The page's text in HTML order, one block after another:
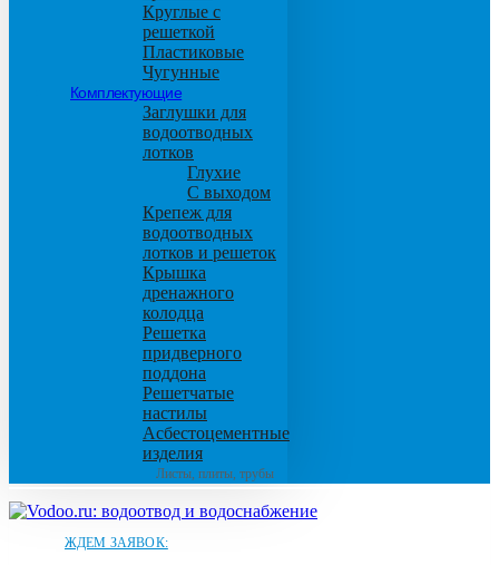
Круглые с
решеткой
Пластиковые
Чугунные
Комплектующие
Заглушки для
водоотводных
лотков
Глухие
С выходом
Крепеж для
водоотводных
лотков и решеток
Крышка
дренажного
колодца
Решетка
придверного
поддона
Решетчатые
настилы
Асбестоцементные
изделия
Листы, плиты, трубы
ЖДЕМ ЗАЯВОК: